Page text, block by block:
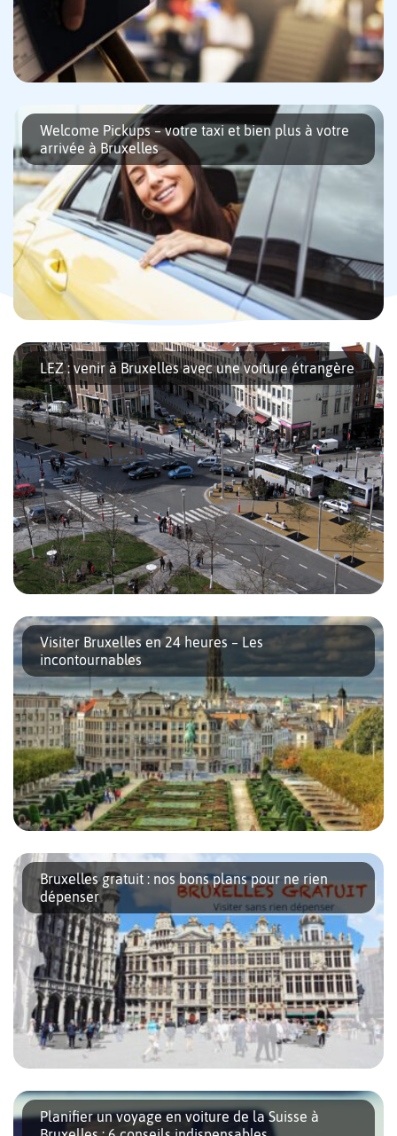
Vous quittez Bruxelles et prenez un vol à l’aéroport de
Bruxelles-Zaventem ? Plusieurs options de transport s’offrent à
vous, que ce soit en voiture ou en transports en commun. Nous
[…]
Welcome Pickups – votre taxi et bien plus à votre
arrivée à Bruxelles
Vous allez bientôt visiter Bruxelles ou vous vous y rendez pour
des raisons professionnelles ? Pourquoi ne pas déjà réserver
votre taxi pour une arrivée toute en douceur dans la […]
LEZ : venir à Bruxelles avec une voiture étrangère
Depuis le 1er janvier 2018, les véhicules les plus polluants sont
interdits dans la Low Emission Zone de Bruxelles Capitale. Pour
les véhicules immatriculés en Belgique, le contrôle se fait
automatiquement via […]
Visiter Bruxelles en 24 heures – Les
incontournables
Des musées atypiques, une architecture impressionnante, des
boutiques hors du commun, d’immenses parcs boisés, des
quartiers dynamiques, une incroyable richesse gastronomique et
des gens tout simplement chaleureux… Voici la ville […]
Bruxelles gratuit : nos bons plans pour ne rien
dépenser
Visiter Bruxelles sans rien dépenser ? Vous pensez que c’est
impossible ! Pourtant, vous allez découvrir que de nombreuses
activités, ludiques, culturelles ou festives, sont complètement
Planifier un voyage en voiture de la Suisse à